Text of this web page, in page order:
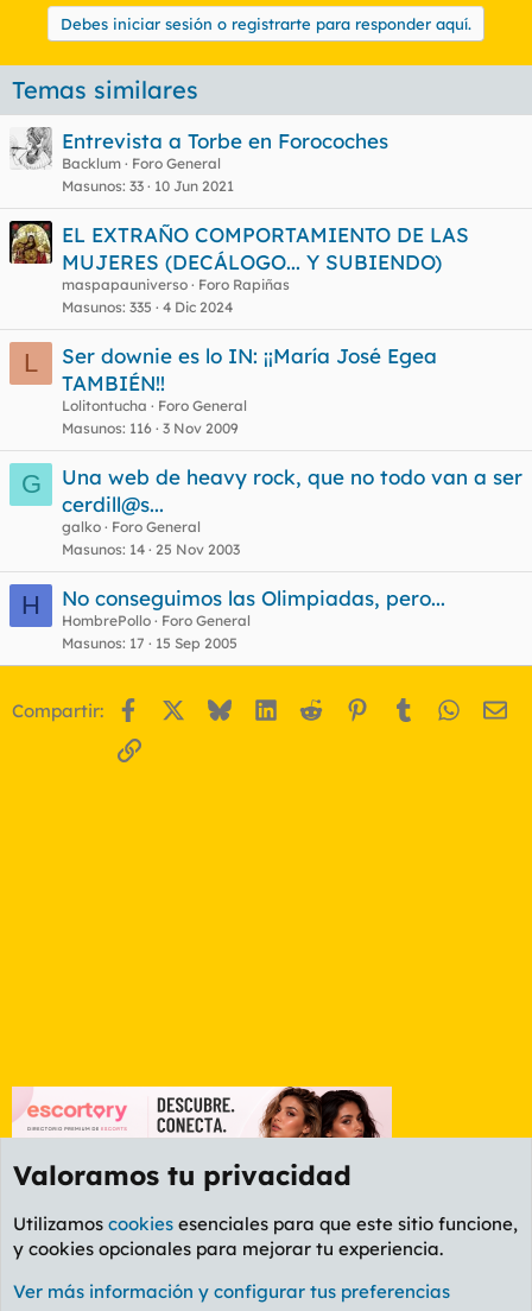
Debes iniciar sesión o registrarte para responder aquí.
Temas similares
Entrevista a Torbe en Forocoches
Backlum
Foro General
Masunos 33 10 Jun 2021
EL EXTRAÑO COMPORTAMIENTO DE LAS
MUJERES (DECÁLOGO... Y SUBIENDO)
maspapauniverso
Foro Rapiñas
Masunos 335 4 Dic 2024
L
Ser downie es lo IN: ¡¡María José Egea
TAMBIÉN!!
Lolitontucha
Foro General
Masunos 116 3 Nov 2009
G
Una web de heavy rock, que no todo van a ser
cerdill@s...
galko
Foro General
Masunos 14 25 Nov 2003
H No conseguimos las Olimpiadas, pero...
HombrePollo
Foro General
Masunos 17 15 Sep 2005
Compartir: Facebook BlueskyLinkedIn
Reddit Pinterest
Tumblr
Enlace
Foro General
Cookies PL OLDSTYLE AMARILLO
Valoramos tu privacidad
Utilizamos cookies esenciales para que este sitio funcione,
y cookies opcionales para mejorar tu experiencia.
Ver más información y configurar tus preferencias